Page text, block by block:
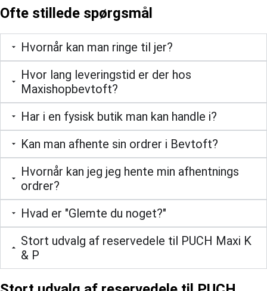
Ofte stillede spørgsmål
Hvornår kan man ringe til jer?
Hvor lang leveringstid er der hos
Maxishopbevtoft?
Har i en fysisk butik man kan handle i?
Kan man afhente sin ordrer i Bevtoft?
Hvornår kan jeg jeg hente min afhentnings
ordrer?
Hvad er "Glemte du noget?"
Stort udvalg af reservedele til PUCH Maxi K
& P